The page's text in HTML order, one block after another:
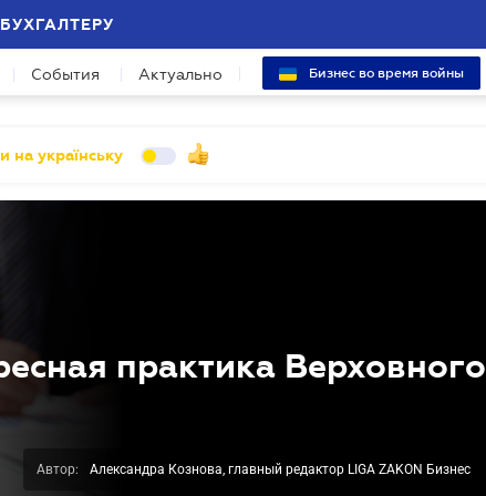
БУХГАЛТЕРУ
События Актуально Бизнес во время войны
на українську
практика Верховного
Автор: Александра Кознова, главный редактор LIGA ZAKON Бизнес